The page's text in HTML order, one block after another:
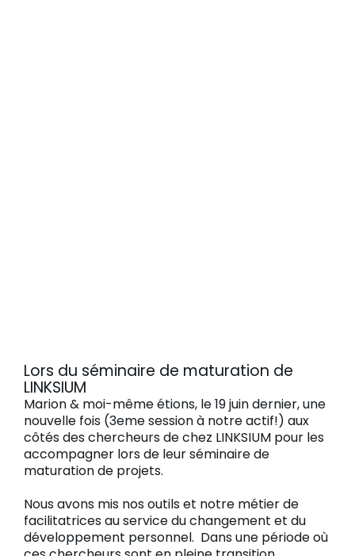
Lors du séminaire de maturation de
LINKSIUM
Marion & moi-même étions, le 19 juin dernier, une
nouvelle fois (3eme session à notre actif!) aux
côtés des chercheurs de chez LINKSIUM pour les
accompagner lors de leur séminaire de
maturation de projets.
Nous avons mis nos outils et notre métier de
facilitatrices au service du changement et du
développement personnel. Dans une période où